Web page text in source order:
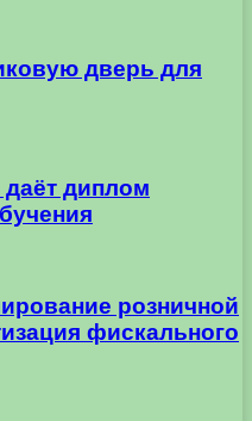
дверь для
диплом
розничной
фискального